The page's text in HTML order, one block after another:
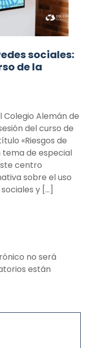
sociales:
de la
Colegio Alemán de
del curso de
«Riesgos de
tema de especial
centro
sobre el uso
y […]
no será
están